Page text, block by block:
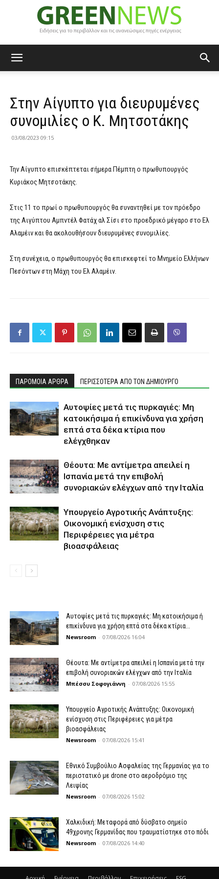
News
Στην Αίγυπτο για διευρυμένες
συνομιλίες ο Κ. Μητσοτάκης
03/08/2023 09:15
Την Αίγυπτο επισκέπτεται σήμερα Πέμπτη ο πρωθυπουργός
Κυριάκος Μητσοτάκης.
Στις 11 το πρωί ο πρωθυπουργός θα συναντηθεί με τον πρόεδρο
της Αιγύπτου Αμπντέλ Φατάχ αλ Σίσι στο προεδρικό μέγαρο στο Ελ
Αλαμέιν και θα ακολουθήσουν διευρυμένες συνομιλίες.
Στη συνέχεια, ο πρωθυπουργός θα επισκεφτεί το Μνημείο Ελλήνων
Πεσόντων στη Μάχη του Ελ Αλαμέιν.
ΠΑΡΟΜΟΙΑ ΑΡΘΡΑ ΠΕΡΙΣΣΟΤΕΡΑ ΑΠΟ ΤΟΝ ΔΗΜΙΟΥΡΓΟ
Αυτοψίες μετά τις πυρκαγιές: Μη
κατοικήσιμα ή επικίνδυνα για χρήση
επτά στα δέκα κτίρια που
ελέγχθηκαν
Θέουτα: Με αντίμετρα απειλεί η
Ισπανία μετά την επιβολή
συνοριακών ελέγχων από την Ιταλία
Υπουργείο Αγροτικής Ανάπτυξης:
Οικονομική ενίσχυση στις
Περιφέρειες για μέτρα
βιοασφάλειας
Αυτοψίες μετά τις πυρκαγιές: Μη κατοικήσιμα ή
επικίνδυνα για χρήση επτά στα δέκα κτίρια...
Newsroom - 07/08/2026 16:04
Θέουτα: Με αντίμετρα απειλεί η Ισπανία μετά την
επιβολή συνοριακών ελέγχων από την Ιταλία
Μπέσσυ Σοφογιάννη - 07/08/2026 15:55
Υπουργείο Αγροτικής Ανάπτυξης: Οικονομική
ενίσχυση στις Περιφέρειες για μέτρα
βιοασφάλειας
Newsroom - 07/08/2026 15:41
Εθνικό Συμβούλιο Ασφαλείας της Γερμανίας για το
περιστατικό με drone στο αεροδρόμιο της
Λειψίας
Newsroom - 07/08/2026 15:02
Χαλκιδική: Μεταφορά από δύσβατο σημείο
49χρονης Γερμανίδας που τραυματίστηκε στο πόδι
Newsroom - 07/08/2026 14:40